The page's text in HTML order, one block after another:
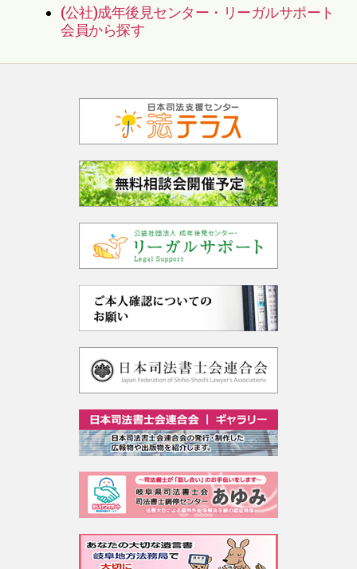
(公社)成年後見センター・リーガルサポート
会員から探す